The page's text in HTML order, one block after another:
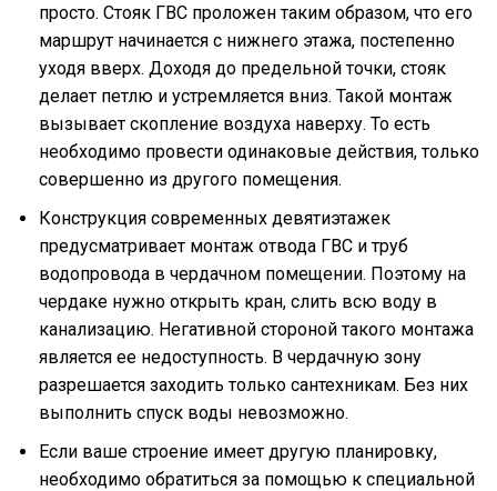
просто. Стояк ГВС проложен таким образом, что его
маршрут начинается с нижнего этажа, постепенно
уходя вверх. Доходя до предельной точки, стояк
делает петлю и устремляется вниз. Такой монтаж
вызывает скопление воздуха наверху. То есть
необходимо провести одинаковые действия, только
совершенно из другого помещения.
Конструкция современных девятиэтажек
предусматривает монтаж отвода ГВС и труб
водопровода в чердачном помещении. Поэтому на
чердаке нужно открыть кран, слить всю воду в
канализацию. Негативной стороной такого монтажа
является ее недоступность. В чердачную зону
разрешается заходить только сантехникам. Без них
выполнить спуск воды невозможно.
Если ваше строение имеет другую планировку,
необходимо обратиться за помощью к специальной